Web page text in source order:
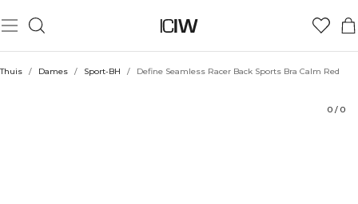
Thuis / Dames / Sport-BH / Define Seamless Racer Back Sports Bra Calm Red
0 / 0